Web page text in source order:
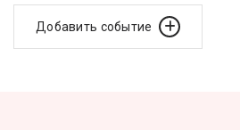
Добавить событие